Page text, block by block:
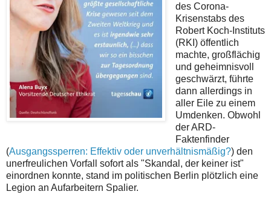
des Corona-
Krisenstabs des
Robert Koch-Instituts
(RKI) öffentlich
machte, großflächig
und geheimnisvoll
geschwärzt, führte
dann allerdings in
aller Eile zu einem
Umdenken. Obwohl
der ARD-
Faktenfinder
(Ausgangssperren: Effektiv oder unverhältnismäßig?) den
unerfreulichen Vorfall sofort als "Skandal, der keiner ist"
einordnen konnte, stand im politischen Berlin plötzlich eine
Legion an Aufarbeitern Spalier.